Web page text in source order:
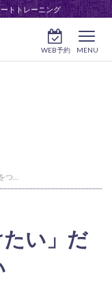
トトレーニング
MENU
WEB予約
たい」だ